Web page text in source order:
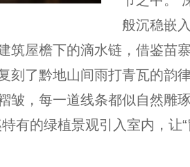
般沉稳嵌
筑屋檐下的滴水链，借鉴苗
刻了黔地山间雨打青瓦的韵
皱，每一道线条都似自然雕
有的绿植景观引入室内，让